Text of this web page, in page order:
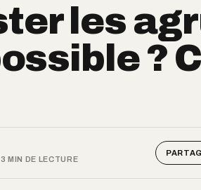
les
?
MIN DE LECTURE